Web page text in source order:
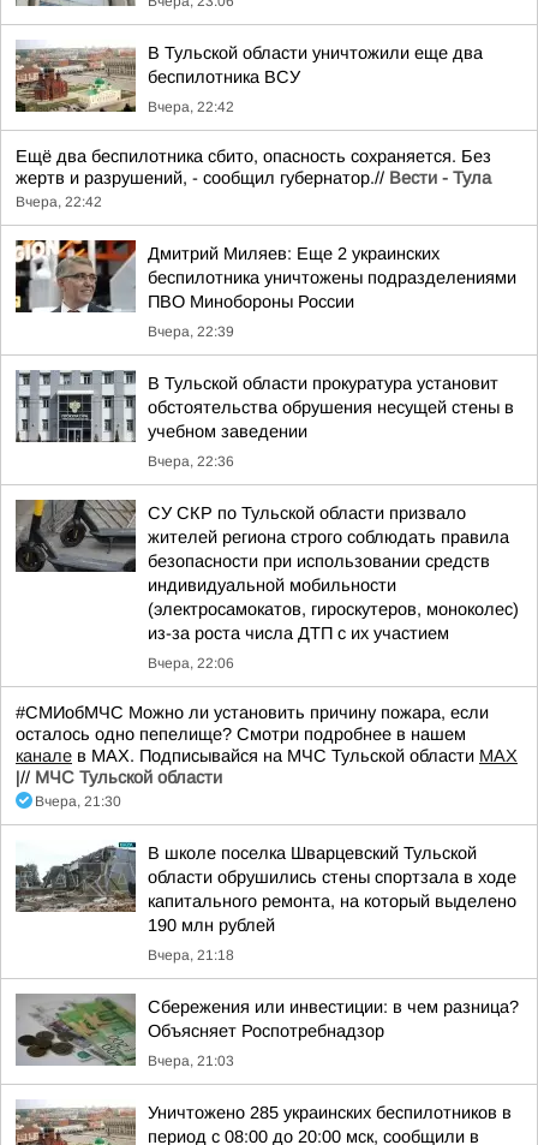
В Тульской области уничтожили еще два
беспилотника ВСУ
Вчера, 22:42
Ещё два беспилотника сбито, опасность сохраняется. Без
жертв и разрушений, - сообщил губернатор.// Вести - Тула
Вчера, 22:42
Дмитрий Миляев: Еще 2 украинских
беспилотника уничтожены подразделениями
ПВО Минобороны России
Вчера, 22:39
В Тульской области прокуратура установит
обстоятельства обрушения несущей стены в
учебном заведении
Вчера, 22:36
СУ СКР по Тульской области призвало
жителей региона строго соблюдать правила
безопасности при использовании средств
индивидуальной мобильности
(электросамокатов, гироскутеров, моноколес)
из-за роста числа ДТП с их участием
Вчера, 22:06
#СМИобМЧС Можно ли установить причину пожара, если
осталось одно пепелище? Смотри подробнее в нашем
канале в МАХ. Подписывайся на МЧС Тульской области MAX
|// МЧС Тульской области
Вчера, 21:30
В школе поселка Шварцевский Тульской
области обрушились стены спортзала в ходе
капитального ремонта, на который выделено
190 млн рублей
Вчера, 21:18
Сбережения или инвестиции: в чем разница?
Объясняет Роспотребнадзор
Вчера, 21:03
Уничтожено 285 украинских беспилотников в
период с 08:00 до 20:00 мск, сообщили в